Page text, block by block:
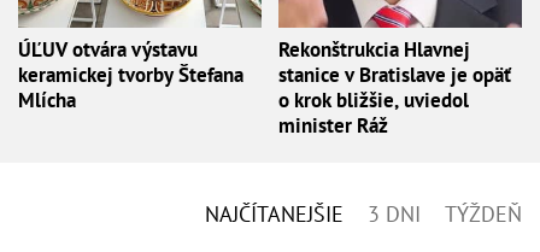
ÚĽUV otvára výstavu
keramickej tvorby Štefana
Mlícha
Rekonštrukcia Hlavnej
stanice v Bratislave je opäť
o krok bližšie, uviedol
minister Ráž
NAJČÍTANEJŠIE 3 DNI TÝŽDEŇ